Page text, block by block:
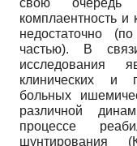
свою очередь
комплаентность и
недостаточно
частью). В
исследования
клинических и
больных
различной
процессе
шунтирования